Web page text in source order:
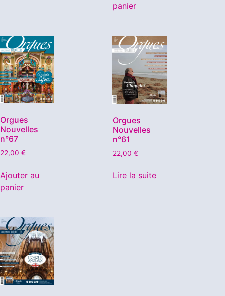
panier
Orgues
Nouvelles
n°67
22,00 €
Ajouter au
panier
Orgues
Nouvelles
n°61
22,00 €
Lire la suite